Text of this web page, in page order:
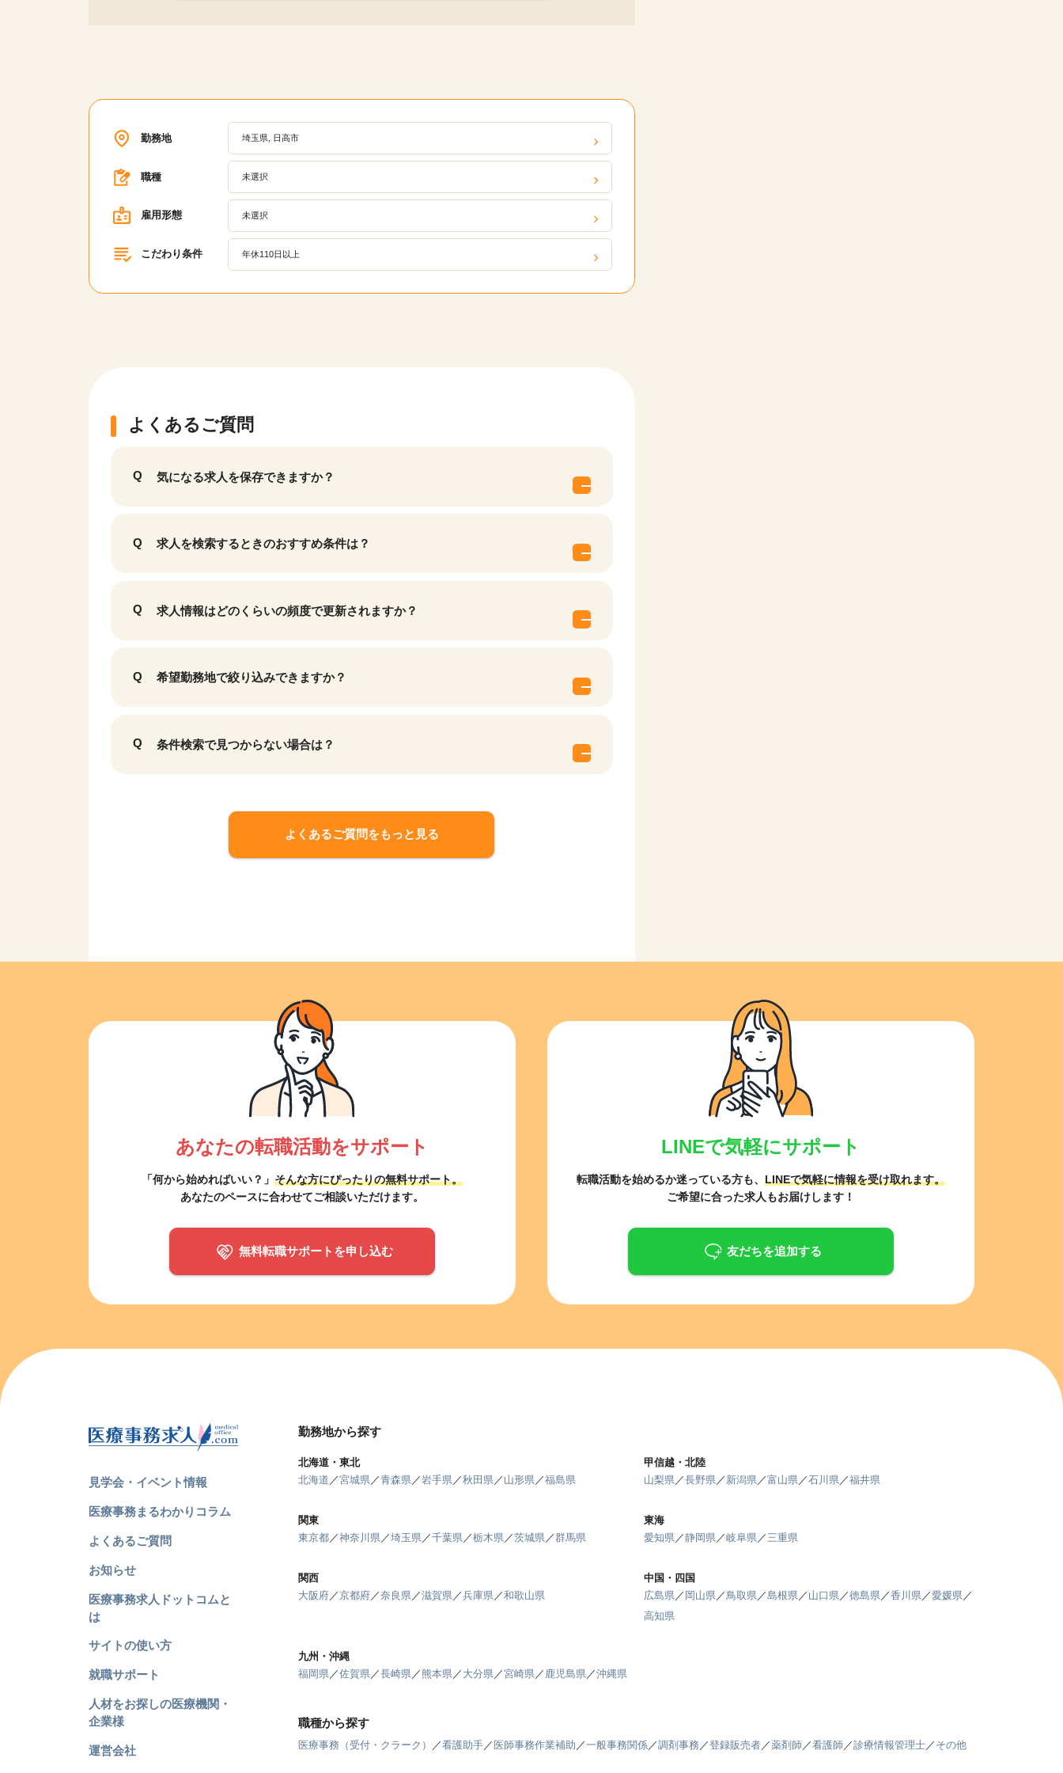
勤務地 埼玉県, 日高市
職種 未選択
雇用形態 未選択
こだわり条件 年休110日以上
よくあるご質問
気になる求人を保存できますか？
求人を検索するときのおすすめ条件は？
求人情報はどのくらいの頻度で更新されますか？
希望勤務地で絞り込みできますか？
条件検索で見つからない場合は？
よくあるご質問をもっと見る
あなたの転職活動をサポート
「何から始めればいい？」 そんな方にぴったりの無料サポート。
あなたのペースに合わせてご相談いただけます。
無料転職サポートを申し込む
LINEで気軽にサポート
転職活動を始めるか迷っている方も、 LINEで気軽に情報を受け取れます。
ご希望に合った求人もお届けします！
友だちを追加する
見学会・イベント情報
医療事務まるわかりコラム
よくあるご質問
お知らせ
医療事務求人ドットコムと
は
サイトの使い方
就職サポート
人材をお探しの医療機関・
企業様
運営会社
勤務地から探す
北海道・東北
北海道 ／宮城県／青森県／岩手県／秋田県／ 山形県／福島県
甲信越・北陸
山梨県／長野県／ 新潟県／富山県／石川県／福井県
関東
東京都／神奈川県／埼玉県／千葉県／栃木県／茨城県／群馬県
東海
愛知県／静岡県／岐阜県／三重県
関西
大阪府／京都府／奈良県／滋賀県／兵庫県／和歌山県
中国・四国
広島県／ 岡山県／鳥取県／島根県／ 山口県／徳島県／香川県／愛媛県／
高知県
九州・沖縄
福岡県／佐賀県／長崎県／ 熊本県／ 大分県／宮崎県／ 鹿児島県／沖縄県
職種から探す
医療事務（受付・クラーク） ／看護助手／ 医師事務作業補助 ／一般事務関係／調剤事務 ／登録販売者／薬剤師 ／看護師 ／診療情報管理士／ その他
9,617 件